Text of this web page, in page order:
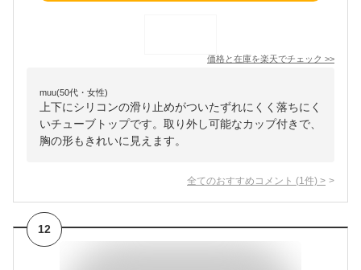
価格と在庫を楽天でチェック >>
muu(50代・女性)
上下にシリコンの滑り止めがついたずれにくく落ちにく
いチューブトップです。取り外し可能なカップ付きで、
胸の形もきれいに見えます。
全てのおすすめコメント (1 件) >
12